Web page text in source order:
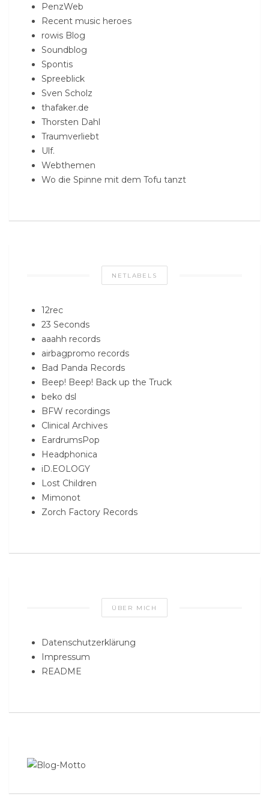
PenzWeb
Recent music heroes
rowis Blog
Soundblog
Spontis
Spreeblick
Sven Scholz
thafaker.de
Thorsten Dahl
Traumverliebt
Ulf.
Webthemen
Wo die Spinne mit dem Tofu tanzt
NETLABELS
12rec
23 Seconds
aaahh records
airbagpromo records
Bad Panda Records
Beep! Beep! Back up the Truck
beko dsl
BFW recordings
Clinical Archives
EardrumsPop
Headphonica
iD.EOLOGY
Lost Children
Mimonot
Zorch Factory Records
ÜBER MICH
Datenschutzerklärung
Impressum
README